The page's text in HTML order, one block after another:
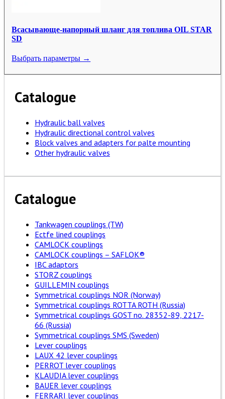
Всасывающе-напорный шланг для топлива OIL STAR
SD
Выбрать параметры →
Catalogue
Hydraulic ball valves
Hydraulic directional control valves
Block valves and adapters for palte mounting
Other hydraulic valves
Catalogue
Tankwagen couplings (TW)
Ectfe lined couplings
CAMLOCK couplings
CAMLOCK couplings – SAFLOK®
IBC adaptors
STORZ couplings
GUILLEMIN couplings
Symmetrical couplings NOR (Norway)
Symmetrical couplings ROTTA ROTH (Russia)
Symmetrical couplings GOST no. 28352-89, 2217-
66 (Russia)
Symmetrical couplings SMS (Sweden)
Lever couplings
LAUX 42 lever couplings
PERROT lever couplings
KLAUDIA lever couplings
BAUER lever couplings
FERRARI lever couplings